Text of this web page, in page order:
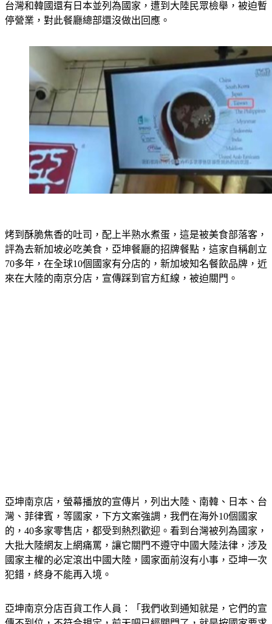
紅線，被迫關門。根據陸媒報導，亞坤南京分店播的廣告，把
台灣和韓國還有日本並列為國家，遭到大陸民眾檢舉，被迫暫
烤到酥脆焦香的吐司，配上半熟水煮蛋，這是被美食部落客，
評為去新加坡必吃美食，亞坤餐廳的招牌餐點，這家自稱創立
70多年，在全球10個國家有分店的，新加坡知名餐飲品牌，近
亞坤南京店，螢幕播放的宣傳片，列出大陸、南韓、日本、台
灣、菲律賓，等國家，下方文案強調，我們在海外10個國家
的，40多家零售店，都受到熱烈歡迎。看到台灣被列為國家，
大批大陸網友上網痛罵，讓它關門不遵守中國大陸法律，涉及
國家主權的必定滾出中國大陸，國家面前沒有小事，亞坤一次